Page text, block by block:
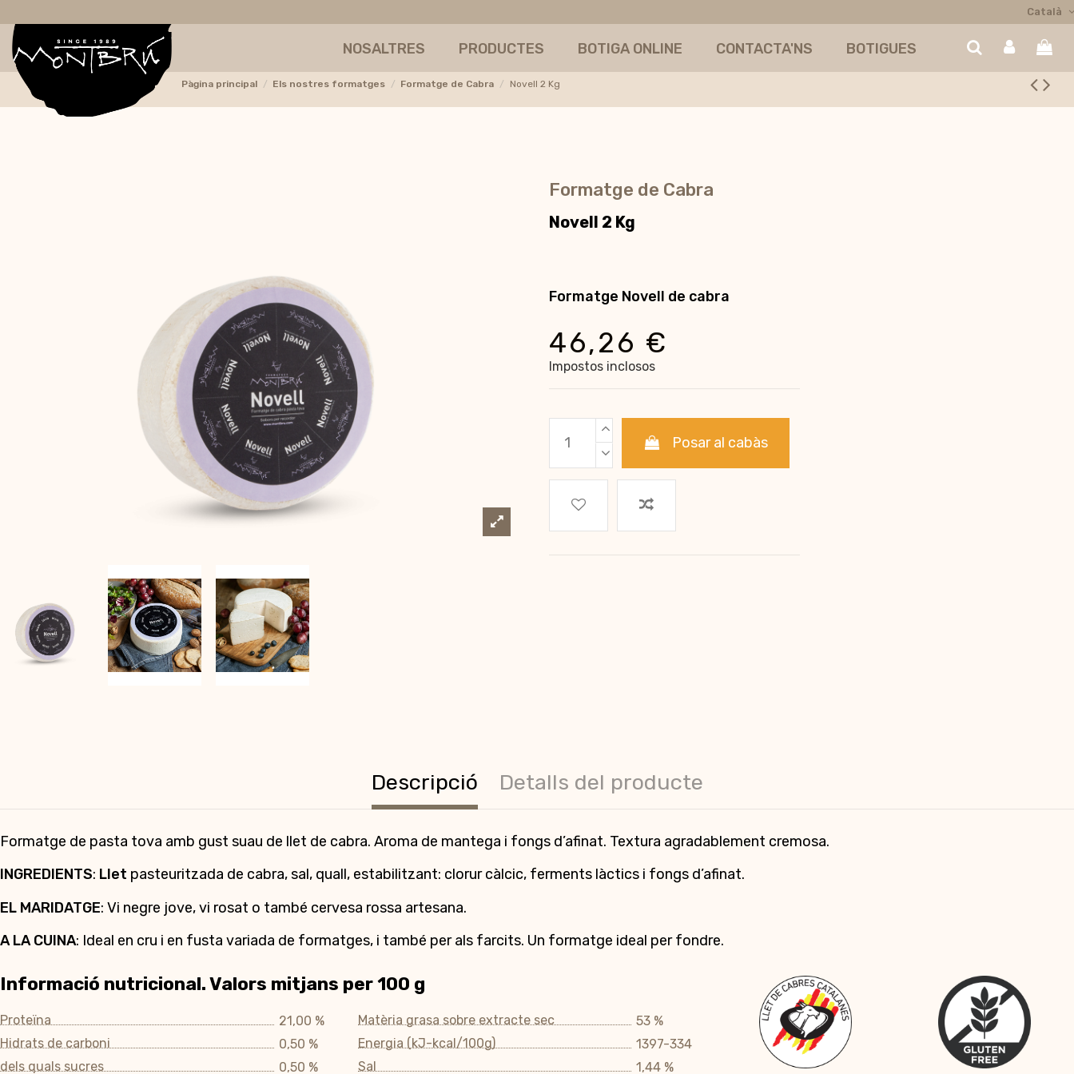
Català
NOSALTRES PRODUCTES BOTIGA ONLINE CONTACTA'NS BOTIGUES
Pàgina principal Els nostres formatges Formatge de Cabra Novell 2 Kg
Formatge de Cabra
Novell 2 Kg
Formatge Novell de cabra
46,26 €
Impostos inclosos
Posar al cabàs
Descripció Detalls del producte
Formatge de pasta tova amb gust suau de llet de cabra. Aroma de mantega i fongs d’afinat. Textura agradablement cremosa.
INGREDIENTS: Llet pasteuritzada de cabra, sal, quall, estabilitzant: clorur càlcic, ferments làctics i fongs d’afinat.
EL MARIDATGE: Vi negre jove, vi rosat o també cervesa rossa artesana.
A LA CUINA: Ideal en cru i en fusta variada de formatges, i també per als farcits. Un formatge ideal per fondre.
Informació nutricional. Valors mitjans per 100 g
Proteïna
21,00 %
Hidrats de carboni
0,50 %
dels quals sucres
0,50 %
Matèria grasa sobre extracte sec
53 %
Energia (kJ-kcal/100g)
1397-334
Sal
1,44 %